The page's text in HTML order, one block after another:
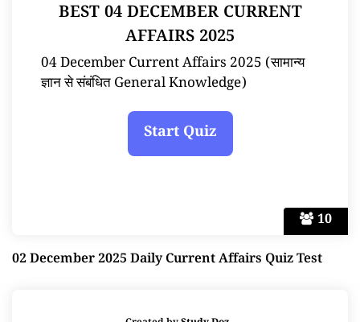
10
BEST 04 DECEMBER CURRENT
AFFAIRS 2025
04 December Current Affairs 2025 (सामान्य
ज्ञान से संबंधित General Knowledge)
02 December 2025 Daily Current Affairs Quiz Test